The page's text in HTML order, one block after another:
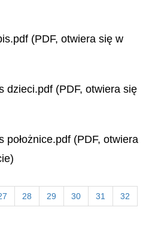
(PDF, otwiera się w
dzieci.pdf (PDF, otwiera się
położnice.pdf (PDF, otwiera
28 29 30 31 32